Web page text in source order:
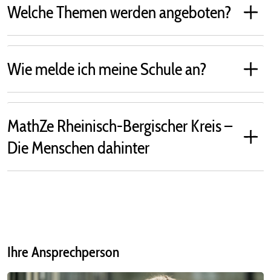
Welche Themen werden angeboten?
Wie melde ich meine Schule an?
MathZe Rheinisch-Bergischer Kreis –
Die Menschen dahinter
Ihre Ansprechperson